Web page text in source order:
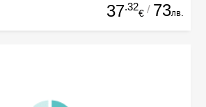
37.32
€ / 73лв.